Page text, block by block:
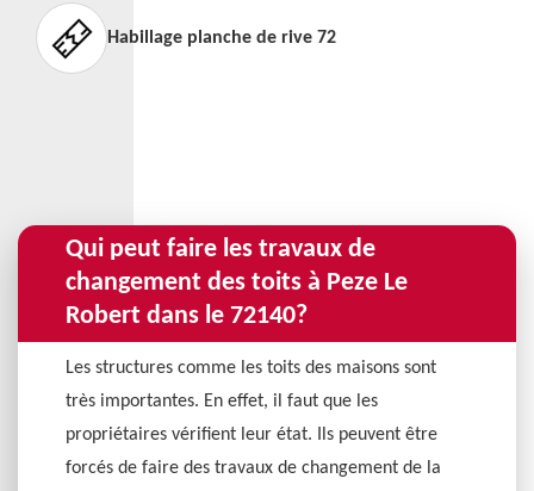
Habillage planche de rive 72
Qui peut faire les travaux de
changement des toits à Peze Le
Robert dans le 72140?
Les structures comme les toits des maisons sont
très importantes. En effet, il faut que les
propriétaires vérifient leur état. Ils peuvent être
forcés de faire des travaux de changement de la